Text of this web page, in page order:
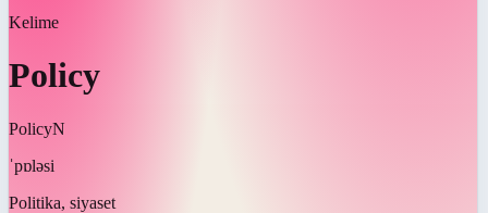
Kelime
Policy
PolicyN
ˈpɒləsi
Politika, siyaset